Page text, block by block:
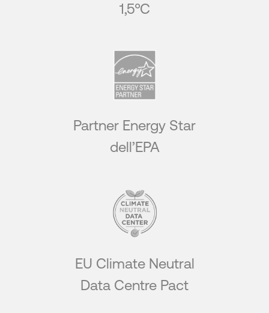
1,5°C
Partner Energy Star
dell’EPA
EU Climate Neutral
Data Centre Pact